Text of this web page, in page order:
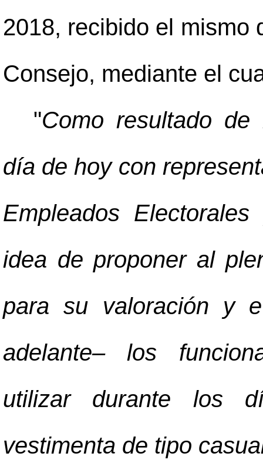
2018, recibido el mismo
Consejo, mediante el
"Como resultado de
día de hoy con
Empleados
idea de proponer al
para su valoración y
adelante–los
utilizar durante los
vestimenta de tipo